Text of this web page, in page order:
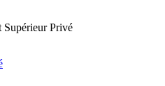
Supérieur Privé